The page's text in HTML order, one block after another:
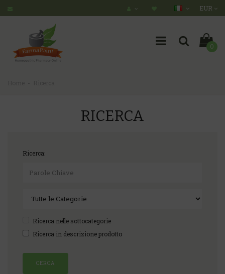
EUR
0
RICERCA
Ricerca:
Ricerca nelle sottocategorie
Ricerca in descrizione prodotto